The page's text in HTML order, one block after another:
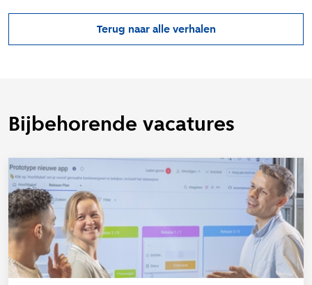
Terug naar alle verhalen
Bijbehorende vacatures